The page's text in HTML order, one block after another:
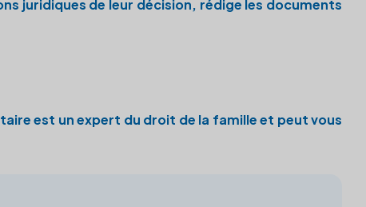
juridiques de leur décision, rédige les documents
est un expert du droit de la famille et peut vous